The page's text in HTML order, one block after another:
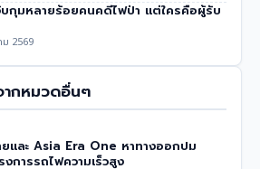
บกุมหลายร้อยคนคดีไฟป่า แต่ใครคือผู้รับ
2569
ากหมวดอื่นๆ
ยและ Asia Era One หาทางออกปม
การรถไฟความเร็วสูง